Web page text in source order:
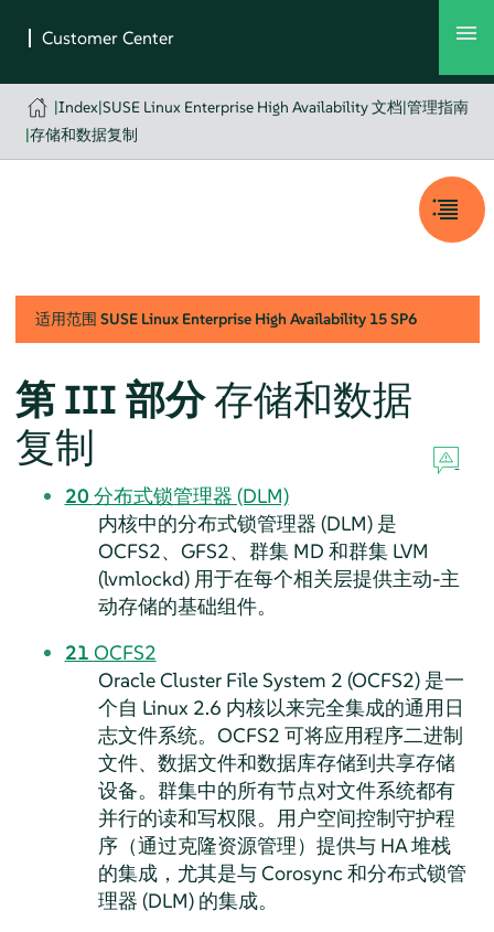
|Index|SUSE Linux Enterprise High Availability 文档|管理指南
|存储和数据复制
适用范围 SUSE Linux Enterprise High Availability 15 SP6
第 III 部分存储和数据
复制
20分布式锁管理器 (DLM)
内核中的分布式锁管理器 (DLM) 是
OCFS2、GFS2、群集 MD 和群集 LVM
(lvmlockd) 用于在每个相关层提供主动-主
动存储的基础组件。
21 OCFS2
Oracle Cluster File System 2 (OCFS2) 是一
个自 Linux 2.6 内核以来完全集成的通用日
志文件系统。OCFS2 可将应用程序二进制
文件、数据文件和数据库存储到共享存储
设备。群集中的所有节点对文件系统都有
并行的读和写权限。用户空间控制守护程
序（通过克隆资源管理）提供与 HA 堆栈
的集成，尤其是与 Corosync 和分布式锁管
理器 (DLM) 的集成。